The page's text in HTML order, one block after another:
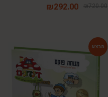
₪720.00
₪292.00